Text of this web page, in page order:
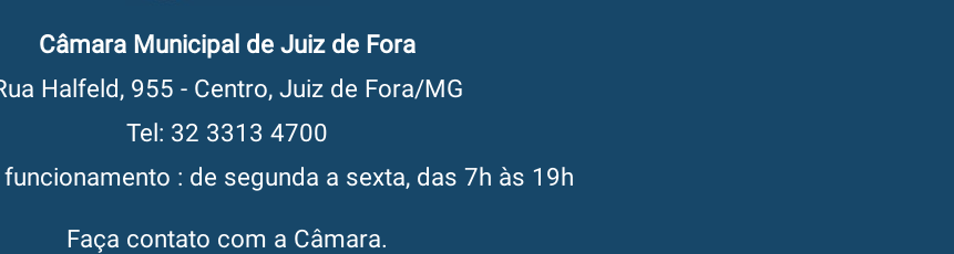
Câmara Municipal de Juiz de Fora
Halfeld, 955 - Centro, Juiz de Fora/MG
Tel: 32 3313 4700
: de segunda a sexta, das 7h às 19h
Faça contato com a Câmara.